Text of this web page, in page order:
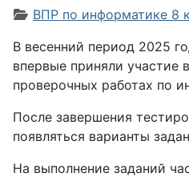
Информация о материале
ВПР по информатике 8
В весенний период 2025
впервые приняли участие
проверочных работах по
После завершения
появляться варианты
На выполнение заданий